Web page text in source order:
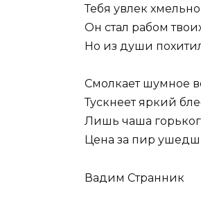
Тебя увлек
Он стал рабом
Но из души
Смолкает шумное
Тускнеет яркий
Лишь чаша
Цена за пир
Вадим Странник